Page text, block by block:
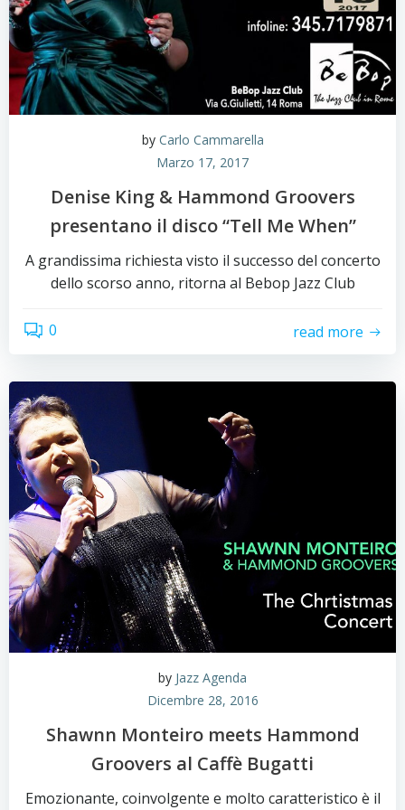
by Carlo Cammarella
Marzo 17, 2017
Denise King & Hammond Groovers
presentano il disco “Tell Me When”
A grandissima richiesta visto il successo del concerto
dello scorso anno, ritorna al Bebop Jazz Club
0 read more
by Jazz Agenda
Dicembre 28, 2016
Shawnn Monteiro meets Hammond
Groovers al Caffè Bugatti
Emozionante, coinvolgente e molto caratteristico è il